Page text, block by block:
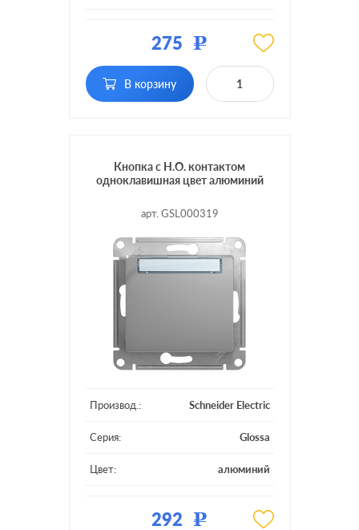
275 Р
В корзину
Кнопка с Н.О. контактом
одноклавишная цвет алюминий
арт. GSL000319
Производ.: Schneider Electric
Серия: Glossa
Цвет: алюминий
292 Р